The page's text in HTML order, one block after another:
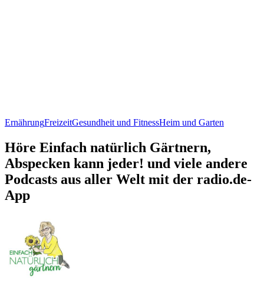
ErnährungFreizeitGesundheit und FitnessHeim und Garten
Höre Einfach natürlich Gärtnern,
Abspecken kann jeder! und viele andere
Podcasts aus aller Welt mit der radio.de-
App